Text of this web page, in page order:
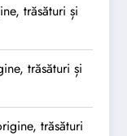
trăsături și
trăsături și
trăsături